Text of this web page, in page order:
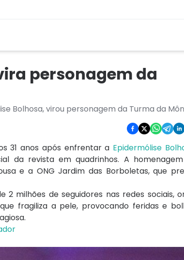
personagem da
Bolhosa, virou personagem da Turma da
31 anos após enfrentar a Epidermólise
da revista em quadrinhos. A
e a ONG Jardim das Borboletas, que
2 milhões de seguidores nas redes sociais,
fragiliza a pele, provocando feridas e